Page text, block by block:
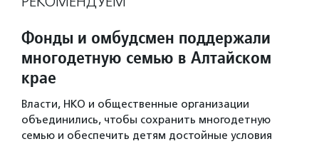
Фонды и омбудсмен поддержали
многодетную семью в Алтайском
крае
Власти, НКО и общественные организации
объединились, чтобы сохранить многодетную
семью и обеспечить детям достойные условия